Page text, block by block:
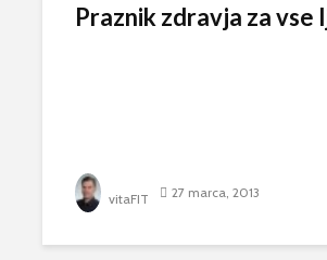
Praznik zdravja za vse
vitaFIT 27 marca, 2013